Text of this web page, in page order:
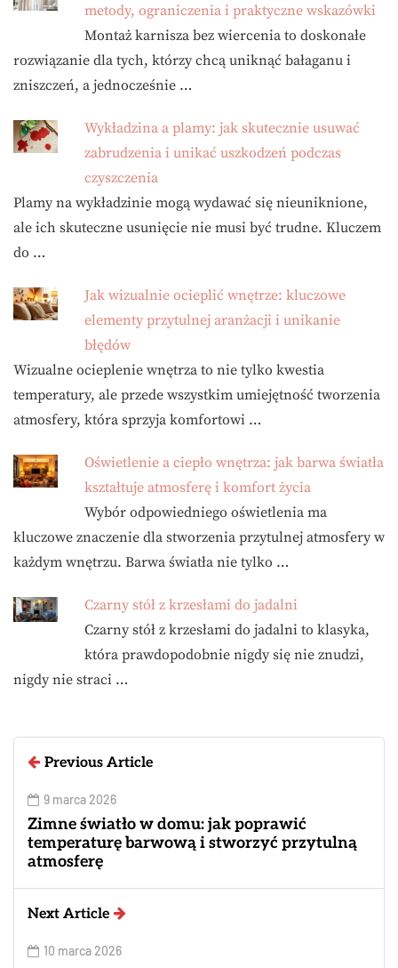
metody, ograniczenia i praktyczne wskazówki
Montaż karnisza bez wiercenia to doskonałe
rozwiązanie dla tych, którzy chcą uniknąć bałaganu i
zniszczeń, a jednocześnie …
Wykładzina a plamy: jak skutecznie usuwać
zabrudzenia i unikać uszkodzeń podczas
czyszczenia
Plamy na wykładzinie mogą wydawać się nieuniknione,
ale ich skuteczne usunięcie nie musi być trudne. Kluczem
do …
Jak wizualnie ocieplić wnętrze: kluczowe
elementy przytulnej aranżacji i unikanie
błędów
Wizualne ocieplenie wnętrza to nie tylko kwestia
temperatury, ale przede wszystkim umiejętność tworzenia
atmosfery, która sprzyja komfortowi …
Oświetlenie a ciepło wnętrza: jak barwa światła
kształtuje atmosferę i komfort życia
Wybór odpowiedniego oświetlenia ma
kluczowe znaczenie dla stworzenia przytulnej atmosfery w
każdym wnętrzu. Barwa światła nie tylko …
Czarny stół z krzesłami do jadalni
Czarny stół z krzesłami do jadalni to klasyka,
która prawdopodobnie nigdy się nie znudzi,
nigdy nie straci …
Previous Article
9 marca 2026
Zimne światło w domu: jak poprawić
temperaturę barwową i stworzyć przytulną
atmosferę
Next Article
10 marca 2026